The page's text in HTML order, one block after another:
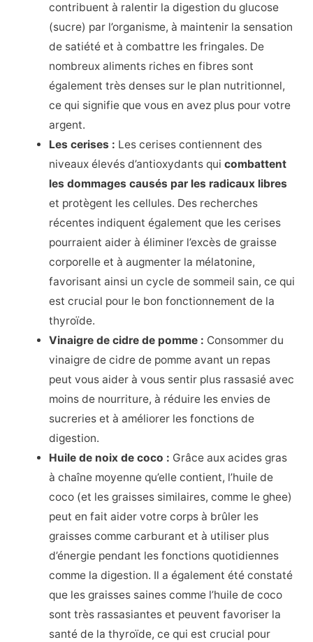
contribuent à ralentir la digestion du glucose
(sucre) par l’organisme, à maintenir la sensation
de satiété et à combattre les fringales. De
nombreux aliments riches en fibres sont
également très denses sur le plan nutritionnel,
ce qui signifie que vous en avez plus pour votre
argent.
Les cerises : Les cerises contiennent des
niveaux élevés d’antioxydants quicombattent
les dommages causés par les radicaux libres
et protègent les cellules. Des recherches
récentes indiquent également que les cerises
pourraient aider à éliminer l’excès de graisse
corporelle et à augmenter la mélatonine,
favorisant ainsi un cycle de sommeil sain, ce qui
est crucial pour le bon fonctionnement de la
thyroïde.
Vinaigre de cidre de pomme : Consommer du
vinaigre de cidre de pomme avant un repas
peut vous aider à vous sentir plus rassasié avec
moins de nourriture, à réduire les envies de
sucreries et à améliorer les fonctions de
digestion.
Huile de noix de coco : Grâce aux acides gras
à chaîne moyenne qu’elle contient, l’huile de
coco (et les graisses similaires, comme le ghee)
peut en fait aider votre corps à brûler les
graisses comme carburant et à utiliser plus
d’énergie pendant les fonctions quotidiennes
comme la digestion. Il a également été constaté
que les graisses saines comme l’huile de coco
sont très rassasiantes et peuvent favoriser la
santé de la thyroïde, ce qui est crucial pour